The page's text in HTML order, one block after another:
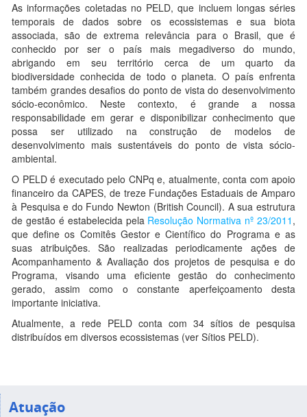
As informações coletadas no PELD, que incluem longas séries
temporais de dados sobre os ecossistemas e sua biota
associada, são de extrema relevância para o Brasil, que é
conhecido por ser o país mais megadiverso do mundo,
abrigando em seu território cerca de um quarto da
biodiversidade conhecida de todo o planeta. O país enfrenta
também grandes desafios do ponto de vista do desenvolvimento
sócio-econômico. Neste contexto, é grande a nossa
responsabilidade em gerar e disponibilizar conhecimento que
possa ser utilizado na construção de modelos de
desenvolvimento mais sustentáveis do ponto de vista sócio-
ambiental.
O PELD é executado pelo CNPq e, atualmente, conta com apoio
financeiro da CAPES, de treze Fundações Estaduais de Amparo
à Pesquisa e do Fundo Newton (British Council). A sua estrutura
de gestão é estabelecida pela Resolução Normativa nº 23/2011 ,
que define os Comitês Gestor e Científico do Programa e as
suas atribuições. São realizadas periodicamente ações de
Acompanhamento & Avaliação dos projetos de pesquisa e do
Programa, visando uma eficiente gestão do conhecimento
gerado, assim como o constante aperfeiçoamento desta
importante iniciativa.
Atualmente, a rede PELD conta com 34 sítios de pesquisa
distribuídos em diversos ecossistemas (ver Sítios PELD).
Atuação